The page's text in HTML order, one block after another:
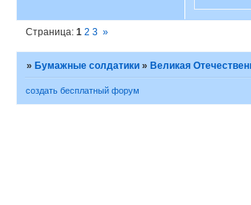
Страница:1 2 3 »
»Бумажные солдатики »Великая
создать бесплатный форум